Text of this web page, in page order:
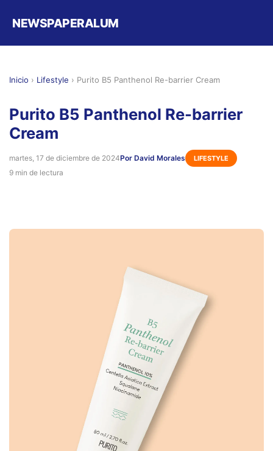
NEWSPAPERALUM
Inicio › Lifestyle › Purito B5 Panthenol Re-barrier Cream
Purito B5 Panthenol Re-barrier
Cream
martes, 17 de diciembre de 2024Por David Morales LIFESTYLE
9 min de lectura